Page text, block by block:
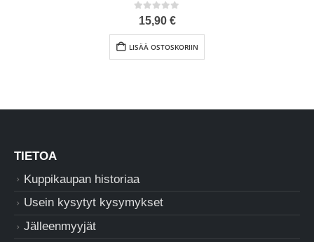
out of 5
15,90 €
LISÄÄ OSTOSKORIIN
TIETOA
Kuppikaupan historiaa
Usein kysytyt kysymykset
Jälleenmyyjät